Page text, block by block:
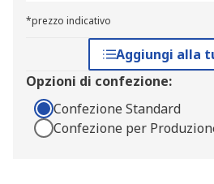
*prezzo indicativo
Aggiungi alla
Opzioni di confezione:
Confezione Standard
Confezione per